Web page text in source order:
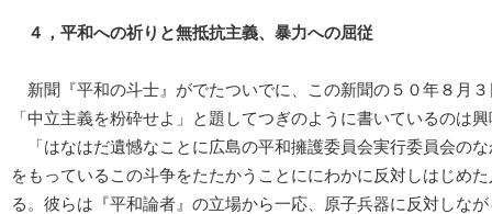
４，平和への祈りと無抵抗主義、暴力への屈従
新聞『平和の斗士』がでたついでに、この新聞の５０年８月
「中立主義を粉砕せよ」と題してつぎのように書いているのは
「はなはだ遺憾なことに広島の平和擁護委員会実行委員会の
をもっているこの斗争をたたかうことににわかに反対しはじめ
る。彼らは『平和論者』の立場から一応、原子兵器に反対しな